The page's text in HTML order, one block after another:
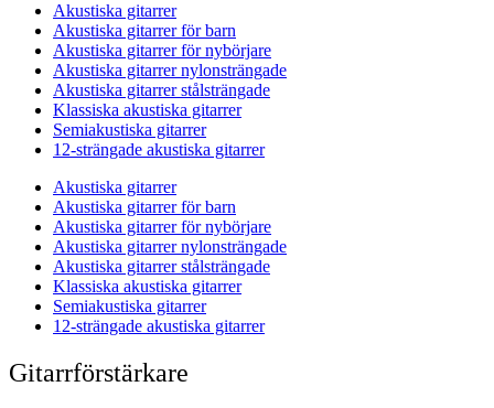
Akustiska gitarrer
Akustiska gitarrer för barn
Akustiska gitarrer för nybörjare
Akustiska gitarrer nylonsträngade
Akustiska gitarrer stålsträngade
Klassiska akustiska gitarrer
Semiakustiska gitarrer
12-strängade akustiska gitarrer
Akustiska gitarrer
Akustiska gitarrer för barn
Akustiska gitarrer för nybörjare
Akustiska gitarrer nylonsträngade
Akustiska gitarrer stålsträngade
Klassiska akustiska gitarrer
Semiakustiska gitarrer
12-strängade akustiska gitarrer
Gitarrförstärkare